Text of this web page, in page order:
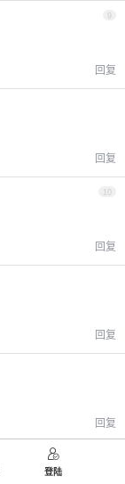
9
回复
回复
10
回复
回复
回复
登陆